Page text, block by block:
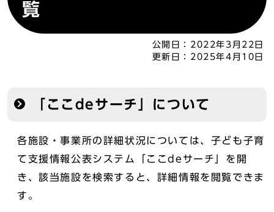
覧
公開日： 2022年3月22日
更新日： 2025年4月10日
「ここdeサーチ」について
各施設・事業所の詳細状況については、子ども子育
て支援情報公表システム「ここdeサーチ」を開
き、該当施設を検索すると、詳細情報を閲覧できま
す。